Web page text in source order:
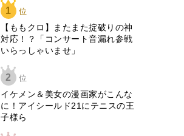
1 位
【ももクロ】またまた掟破りの神
対応！？「コンサート音漏れ参戦
いらっしゃいませ」
2 位
イケメン＆美女の漫画家がこんな
に！アイシールド21にテニスの王
子様ら